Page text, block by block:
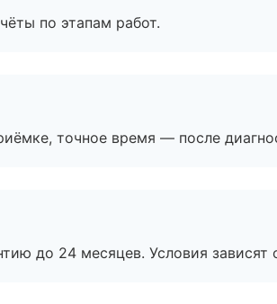
по этапам работ.
точное время — после
до 24 месяцев. Условия зависят